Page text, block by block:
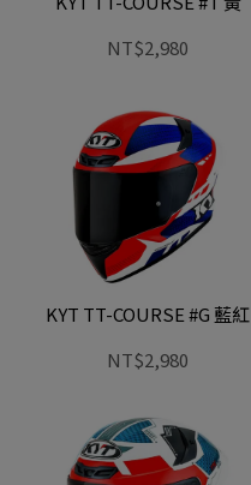
NT$2,980
KYT TT-COURSE #G 藍紅
NT$2,980